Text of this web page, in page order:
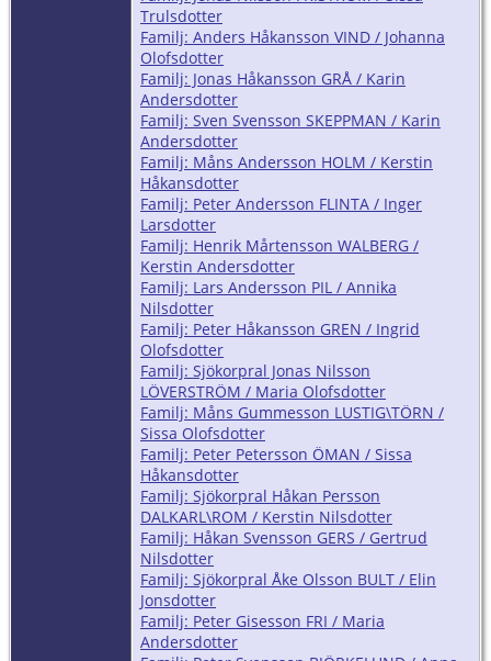
Trulsdotter
Familj: Anders Håkansson VIND / Johanna
Olofsdotter
Familj: Jonas Håkansson GRÅ / Karin
Andersdotter
Familj: Sven Svensson SKEPPMAN / Karin
Andersdotter
Familj: Måns Andersson HOLM / Kerstin
Håkansdotter
Familj: Peter Andersson FLINTA / Inger
Larsdotter
Familj: Henrik Mårtensson WALBERG /
Kerstin Andersdotter
Familj: Lars Andersson PIL / Annika
Nilsdotter
Familj: Peter Håkansson GREN / Ingrid
Olofsdotter
Familj: Sjökorpral Jonas Nilsson
LÖVERSTRÖM / Maria Olofsdotter
Familj: Måns Gummesson LUSTIG\TÖRN /
Sissa Olofsdotter
Familj: Peter Petersson ÖMAN / Sissa
Håkansdotter
Familj: Sjökorpral Håkan Persson
DALKARL\ROM / Kerstin Nilsdotter
Familj: Håkan Svensson GERS / Gertrud
Nilsdotter
Familj: Sjökorpral Åke Olsson BULT / Elin
Jonsdotter
Familj: Peter Gisesson FRI / Maria
Andersdotter